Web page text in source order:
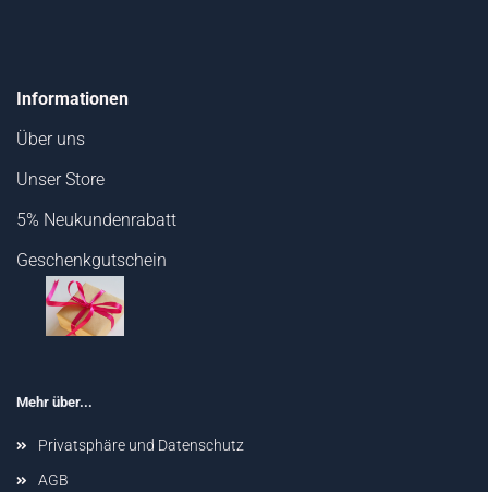
Informationen
Über uns
Unser Store
5% Neukundenrabatt
Geschenkgutschein
Mehr über...
Privatsphäre und Datenschutz
AGB